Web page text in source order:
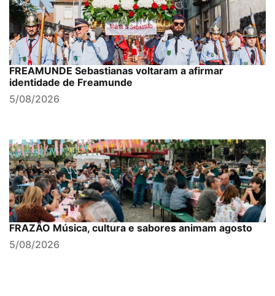
FREAMUNDE Sebastianas voltaram a afirmar
identidade de Freamunde
5/08/2026
FRAZÃO Música, cultura e sabores animam agosto
5/08/2026